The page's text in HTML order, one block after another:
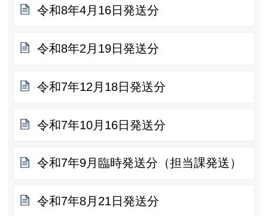
令和8年4月16日発送分
令和8年2月19日発送分
令和7年12月18日発送分
令和7年10月16日発送分
令和7年9月臨時発送分（担当課発送）
令和7年8月21日発送分